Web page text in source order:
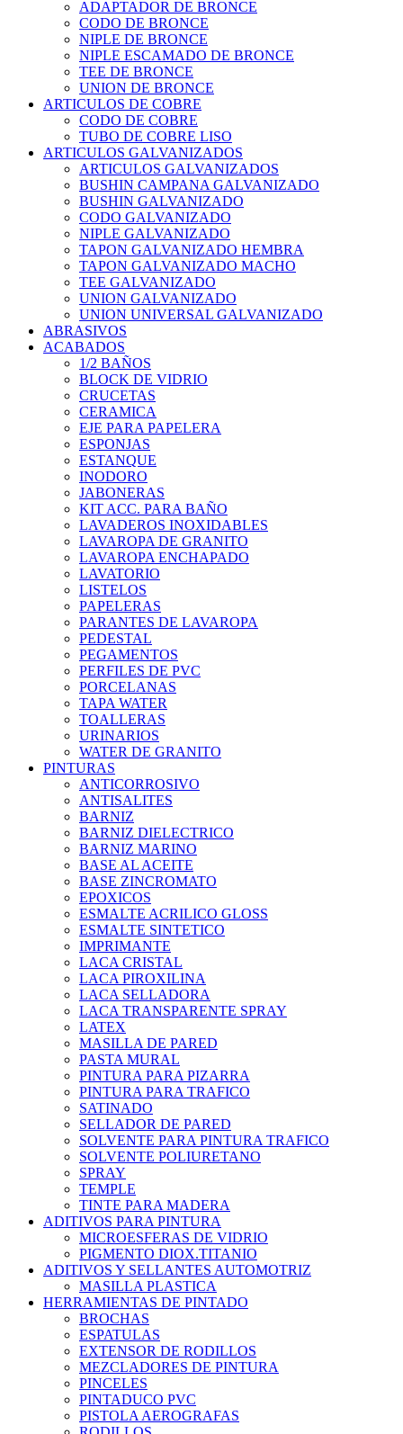
ADAPTADOR DE BRONCE
CODO DE BRONCE
NIPLE DE BRONCE
NIPLE ESCAMADO DE BRONCE
TEE DE BRONCE
UNION DE BRONCE
ARTICULOS DE COBRE
CODO DE COBRE
TUBO DE COBRE LISO
ARTICULOS GALVANIZADOS
ARTICULOS GALVANIZADOS
BUSHIN CAMPANA GALVANIZADO
BUSHIN GALVANIZADO
CODO GALVANIZADO
NIPLE GALVANIZADO
TAPON GALVANIZADO HEMBRA
TAPON GALVANIZADO MACHO
TEE GALVANIZADO
UNION GALVANIZADO
UNION UNIVERSAL GALVANIZADO
ABRASIVOS
ACABADOS
1/2 BAÑOS
BLOCK DE VIDRIO
CRUCETAS
CERAMICA
EJE PARA PAPELERA
ESPONJAS
ESTANQUE
INODORO
JABONERAS
KIT ACC. PARA BAÑO
LAVADEROS INOXIDABLES
LAVAROPA DE GRANITO
LAVAROPA ENCHAPADO
LAVATORIO
LISTELOS
PAPELERAS
PARANTES DE LAVAROPA
PEDESTAL
PEGAMENTOS
PERFILES DE PVC
PORCELANAS
TAPA WATER
TOALLERAS
URINARIOS
WATER DE GRANITO
PINTURAS
ANTICORROSIVO
ANTISALITES
BARNIZ
BARNIZ DIELECTRICO
BARNIZ MARINO
BASE AL ACEITE
BASE ZINCROMATO
EPOXICOS
ESMALTE ACRILICO GLOSS
ESMALTE SINTETICO
IMPRIMANTE
LACA CRISTAL
LACA PIROXILINA
LACA SELLADORA
LACA TRANSPARENTE SPRAY
LATEX
MASILLA DE PARED
PASTA MURAL
PINTURA PARA PIZARRA
PINTURA PARA TRAFICO
SATINADO
SELLADOR DE PARED
SOLVENTE PARA PINTURA TRAFICO
SOLVENTE POLIURETANO
SPRAY
TEMPLE
TINTE PARA MADERA
ADITIVOS PARA PINTURA
MICROESFERAS DE VIDRIO
PIGMENTO DIOX.TITANIO
ADITIVOS Y SELLANTES AUTOMOTRIZ
MASILLA PLASTICA
HERRAMIENTAS DE PINTADO
BROCHAS
ESPATULAS
EXTENSOR DE RODILLOS
MEZCLADORES DE PINTURA
PINCELES
PINTADUCO PVC
PISTOLA AEROGRAFAS